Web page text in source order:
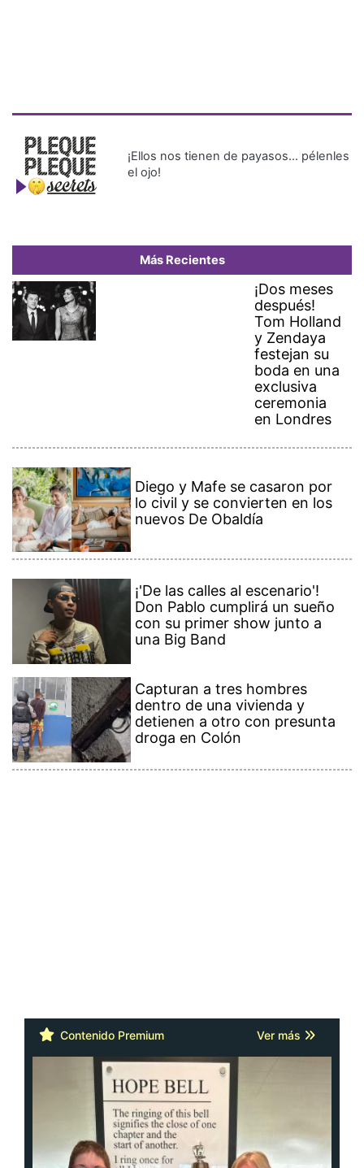
¡Ellos nos tienen de payasos… pélenles
el ojo!
Más Recientes
¡Dos meses
después!
Tom Holland
y Zendaya
festejan su
boda en una
exclusiva
ceremonia
en Londres
Diego y Mafe se casaron por
lo civil y se convierten en los
nuevos De Obaldía
¡'De las calles al escenario'!
Don Pablo cumplirá un sueño
con su primer show junto a
una Big Band
Capturan a tres hombres
dentro de una vivienda y
detienen a otro con presunta
droga en Colón
Contenido Premium Ver más